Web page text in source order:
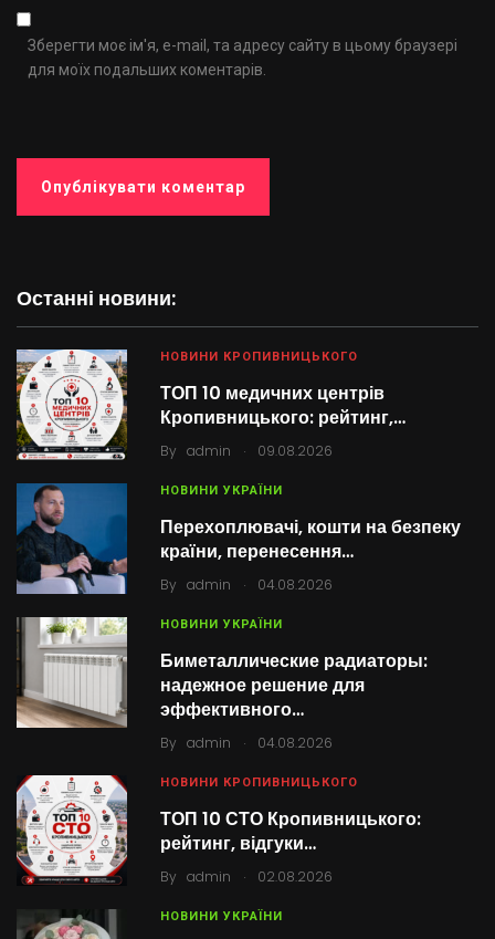
Останні новини:
НОВИНИ КРОПИВНИЦЬКОГО
ТОП 10 медичних центрів
Кропивницького: рейтинг,…
By admin . 09.08.2026
НОВИНИ УКРАЇНИ
Перехоплювачі, кошти на безпеку
країни, перенесення…
By admin . 04.08.2026
НОВИНИ УКРАЇНИ
Биметаллические радиаторы:
надежное решение для
эффективного…
By admin . 04.08.2026
НОВИНИ КРОПИВНИЦЬКОГО
ТОП 10 СТО Кропивницького:
рейтинг, відгуки…
By admin . 02.08.2026
НОВИНИ УКРАЇНИ
Зберегти моє ім'я, e-mail, та адресу сайту в цьому браузері
для моїх подальших коментарів.